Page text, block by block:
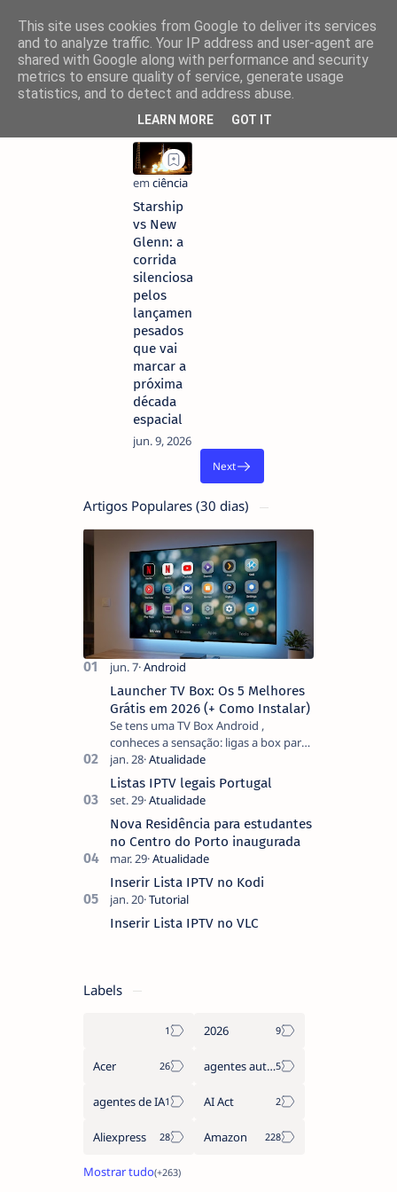
Starship
vs New
Glenn: a
corrida
silenciosa
pelos
lançamentos
pesados
que vai
marcar a
próxima
década
espacial
Artigos Populares (30 dias)
Launcher TV Box: Os 5 Melhores
Grátis em 2026 (+ Como Instalar)
Se tens uma TV Box Android ,
conheces a sensação: ligas a box para
ver um filme e o ecrã inicial está
coberto de sugestões que não
pediste, ban…
Listas IPTV legais Portugal
Nova Residência para estudantes
no Centro do Porto inaugurada
Inserir Lista IPTV no Kodi
Inserir Lista IPTV no VLC
Labels
2026
Acer agentes autónomos
agentes de IA AI Act
Aliexpress Amazon
This site uses cookies from Google to deliver its services
and to analyze traffic. Your IP address and user-agent are
shared with Google along with performance and security
metrics to ensure quality of service, generate usage
statistics, and to detect and address abuse.
LEARN MORE GOT IT